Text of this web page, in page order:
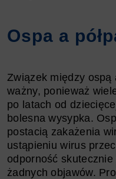
Ospa a
Związek między ospą
ważny, ponieważ
po latach od
bolesna wysypka.
postacią zakażenia
ustąpieniu wirus
odporność
żadnych objawów.